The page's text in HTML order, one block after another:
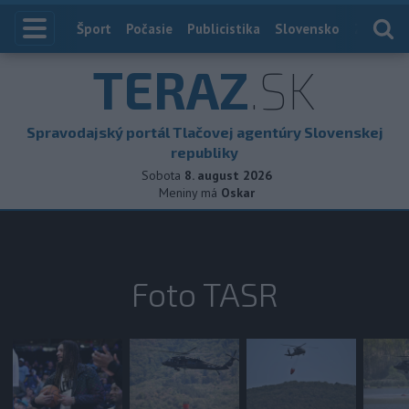
Index
Šport Počasie Publicistika Slovensko
TERAZ.SK
Spravodajský portál Tlačovej agentúry Slovenskej
republiky
Sobota 8. august 2026
Meniny má Oskar
Foto TASR